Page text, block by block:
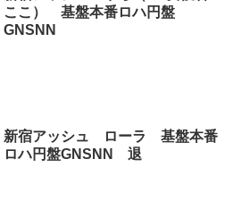
ここ） 基盤本番ロハ円盤
GNSNN
新宿アッシュ ローラ 基盤本番
ロハ円盤GNSNN 退